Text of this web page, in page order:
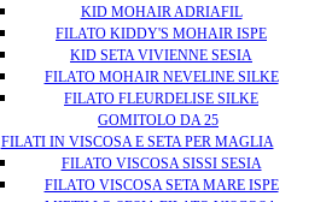
KID MOHAIR ADRIAFIL
FILATO KIDDY'S MOHAIR ISPE
KID SETA VIVIENNE SESIA
FILATO MOHAIR NEVELINE SILKE
FILATO FLEURDELISE SILKE
GOMITOLO DA 25
FILATI IN VISCOSA E SETA PER MAGLIA
FILATO VISCOSA SISSI SESIA
FILATO VISCOSA SETA MARE ISPE